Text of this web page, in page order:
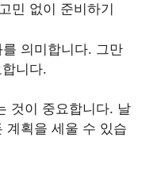
민 없이 준비하기
의미합니다. 그만
니다.
것이 중요합니다. 날
계획을 세울 수 있습